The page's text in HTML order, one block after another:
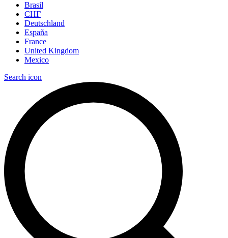
Brasil
СНГ
Deutschland
España
France
United Kingdom
Mexico
Search icon